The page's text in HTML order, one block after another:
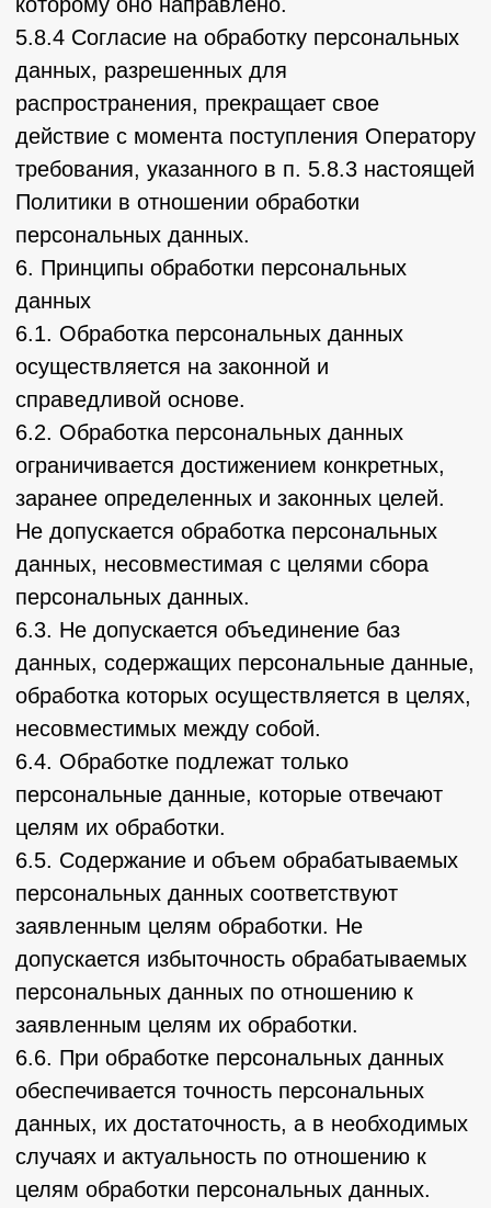
самостоятельно принимает решение о
предоставлении его персональных данных и
своем интересе.
9. Условия обработки персональных данных
9.1. Обработка персональных данных
осуществляется с согласия субъекта
персональных данных на обработку его
персональных данных.
необходима для достижения целей,
предусмотренных международным
договором Российской Федерации или
законом, для осуществления возложенных
законодательством Российской Федерации
на оператора функций, полномочий и
9.3. Обработка персональных данных
необходима для осуществления
правосудия, исполнения судебного акта,
акта другого органа или должностного лица,
подлежащих исполнению в соответствии с
законодательством Российской Федерации
9.4. Обработка персональных данных
необходима для исполнения договора,
стороной которого либо
выгодоприобретателем или поручителем по
которому является субъект персональных
данных, а также для заключения договора
по инициативе субъекта персональных
данных или договора, по которому субъект
персональных данных будет являться
выгодоприобретателем или поручителем.
9.5. Обработка персональных данных
необходима для осуществления прав и
законных интересов оператора или третьих
значимых целей при условии, что при этом
не нарушаются права и свободы субъекта
персональных данных.
9.6. Осуществляется обработка
персональных данных, доступ
неограниченного круга лиц к которым
предоставлен субъектом персональных
данных либо по его просьбе (далее –
общедоступные персональные данные).
9.7. Осуществляется обработка
персональных данных, подлежащих
опубликованию или обязательному
раскрытию в соответствии с федеральным